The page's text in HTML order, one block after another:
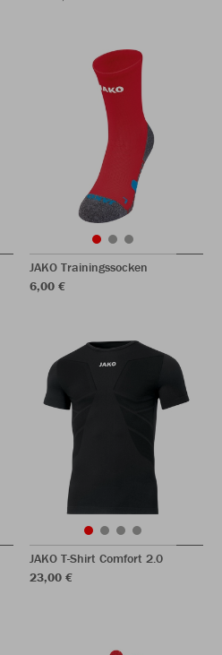
JAKO Trainingssocken
6,00 €
JAKO T-Shirt Comfort 2.0
23,00 €